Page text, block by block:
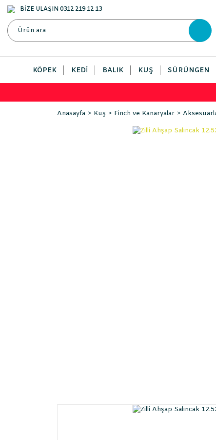
BİZE ULAŞIN 0312 219 12 13
KÖPEK KEDI BALIK KUŞ SÜRÜNGEN
Anasayfa Kuş Finch ve Kanaryalar